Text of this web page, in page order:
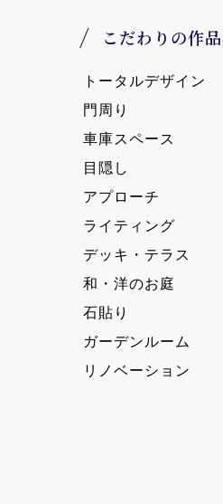
こだわりの作
トータルデザイン
門周り
車庫スペース
目隠し
アプローチ
ライティング
デッキ・テラス
和・洋のお庭
石貼り
ガーデンルーム
リノベーション